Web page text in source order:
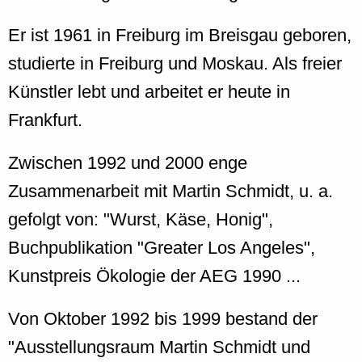
Er ist 1961 in Freiburg im Breisgau geboren,
studierte in Freiburg und Moskau. Als freier
Künstler lebt und arbeitet er heute in
Frankfurt.
Zwischen 1992 und 2000 enge
Zusammenarbeit mit Martin Schmidt, u. a.
gefolgt von: "Wurst, Käse, Honig",
Buchpublikation "Greater Los Angeles",
Kunstpreis Ökologie der AEG 1990 ...
Von Oktober 1992 bis 1999 bestand der
"Ausstellungsraum Martin Schmidt und